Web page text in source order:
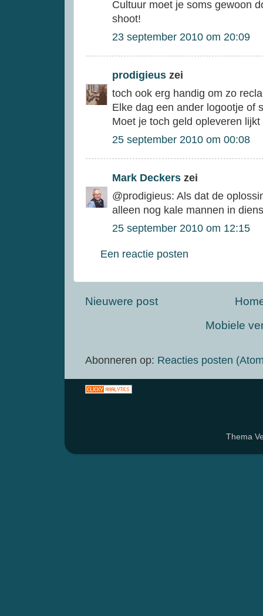
Cultuur moet je soms gewoon
shoot!
23 september 2010 om 20:09
prodigieus zei
toch ook erg handig om zo
Elke dag een ander logootje of
Moet je toch geld opleveren lijkt
25 september 2010 om 00:08
Mark Deckers zei
@prodigieus: Als dat de
alleen nog kale mannen in
25 september 2010 om 12:15
Een reactie posten
Nieuwere post
Mobiele
Abonneren op: Reacties posten
Thema